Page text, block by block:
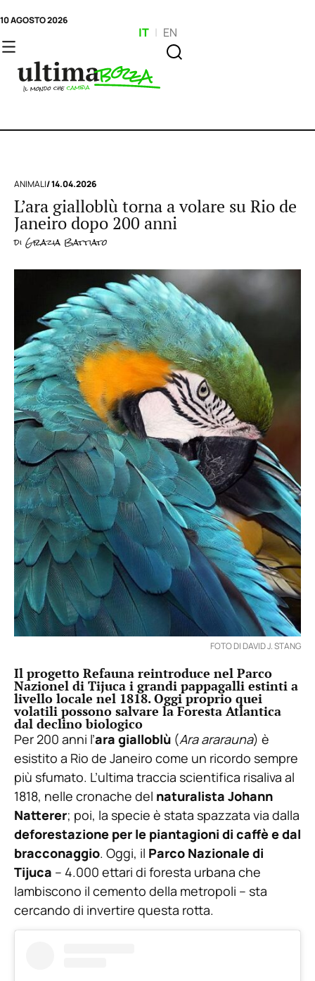
10 AGOSTO 2026
IT | EN
ANIMALI/ 14.04.2026
L’ara gialloblù torna a volare su Rio de
Janeiro dopo 200 anni
di Grazia Battiato
FOTO DI DAVID J. STANG
Il progetto Refauna reintroduce nel Parco
Nazionel di Tijuca i grandi pappagalli estinti a
livello locale nel 1818. Oggi proprio quei
volatili possono salvare la Foresta Atlantica
dal declino biologico
Per 200 anni l’ara gialloblù (Ara ararauna) è
esistito a Rio de Janeiro come un ricordo sempre
più sfumato. L’ultima traccia scientifica risaliva al
1818, nelle cronache del naturalista Johann
Natterer; poi, la specie è stata spazzata via dalla
deforestazione per le piantagioni di caffè e dal
bracconaggio. Oggi, il Parco Nazionale di
Tijuca – 4.000 ettari di foresta urbana che
lambiscono il cemento della metropoli – sta
cercando di invertire questa rotta.